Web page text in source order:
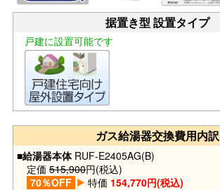
据置き型 設置タイプ
戸建に設置可能です
ガス給湯器交換費用内訳
■給湯器本体RUF-E2405AG(B)
定価 515,900円(税込)
70％OFF
特価 154,770円(税込)